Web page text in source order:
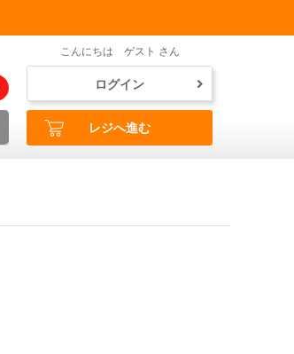
こんにちは ゲスト さん
ログイン
レジへ進む